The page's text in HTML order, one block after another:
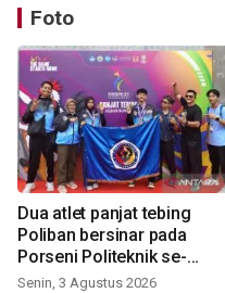
Foto
Dua atlet panjat tebing
Poliban bersinar pada
Porseni Politeknik se-
Indonesia 2026
Senin, 3 Agustus 2026